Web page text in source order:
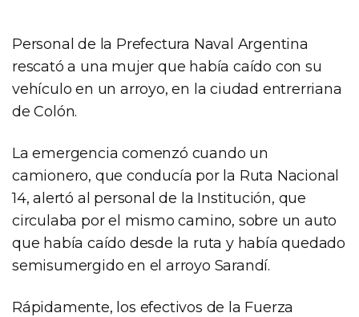
Personal de la Prefectura Naval Argentina
rescató a una mujer que había caído con su
vehículo en un arroyo, en la ciudad entrerriana
de Colón.
La emergencia comenzó cuando un
camionero, que conducía por la Ruta Nacional
14, alertó al personal de la Institución, que
circulaba por el mismo camino, sobre un auto
que había caído desde la ruta y había quedado
semisumergido en el arroyo Sarandí.
Rápidamente, los efectivos de la Fuerza